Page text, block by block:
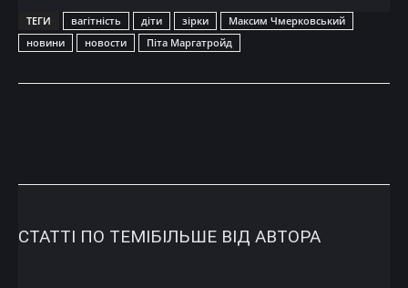
ТЕГИ вагітність діти зірки
Максим Чмерковський
новини
новости Піта Маргатройд
СТАТТІ ПО ТЕМІБІЛЬШЕ ВІД АВТОРА